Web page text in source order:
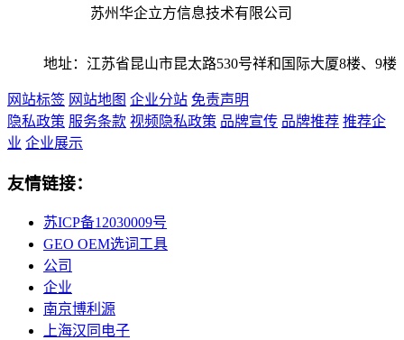
苏州华企立方信息技术有限公司
地址：江苏省昆山市昆太路530号祥和国际大厦8楼、9楼
网站标签 网站地图 企业分站 免责声明
隐私政策 服务条款 视频隐私政策 品牌宣传 品牌推荐 推荐企
业 企业展示
友情链接：
苏ICP备12030009号
GEO OEM选词工具
公司
企业
南京博利源
上海汉同电子